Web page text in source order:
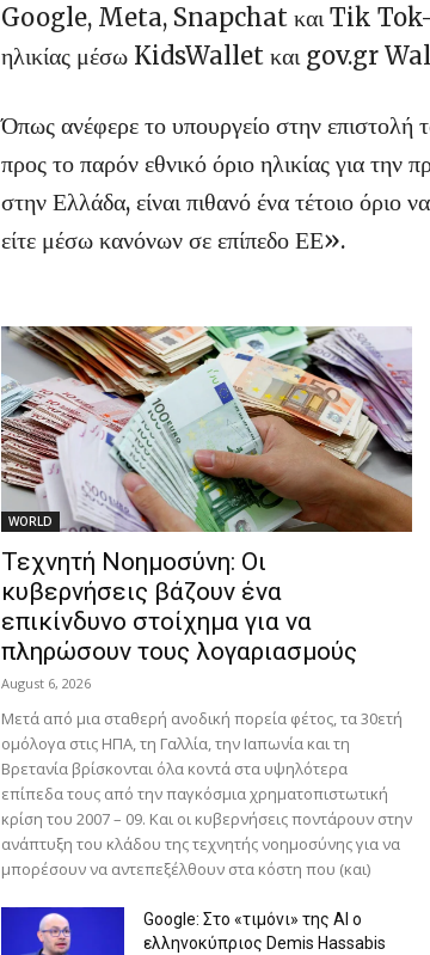
Google, Meta, Snapchat και Tik Tok- να
ηλικίας μέσω KidsWallet και gov.gr
Όπως ανέφερε το υπουργείο στην επιστολή
προς το παρόν εθνικό όριο ηλικίας για την
στην Ελλάδα, είναι πιθανό ένα τέτοιο όριο
είτε μέσω κανόνων σε επίπεδο ΕΕ».
WORLD
Τεχνητή Νοημοσύνη: Οι
κυβερνήσεις βάζουν ένα
επικίνδυνο στοίχημα για να
πληρώσουν τους λογαριασμούς
August 6, 2026
Μετά από μια σταθερή ανοδική πορεία φέτος, τα 30ετή
ομόλογα στις ΗΠΑ, τη Γαλλία, την Ιαπωνία και τη
Βρετανία βρίσκονται όλα κοντά στα υψηλότερα
επίπεδα τους από την παγκόσμια χρηματοπιστωτική
κρίση του 2007 – 09. Και οι κυβερνήσεις ποντάρουν στην
ανάπτυξη του κλάδου της τεχνητής νοημοσύνης για να
μπορέσουν να αντεπεξέλθουν στα κόστη που (και)
Google: Στο «τιμόνι» της AI ο
ελληνοκύπριος Demis Hassabis